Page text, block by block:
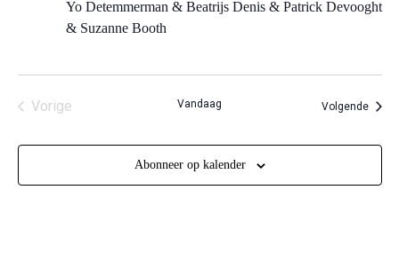
Yo Detemmerman & Beatrijs Denis & Patrick Devooght
& Suzanne Booth
Vorige
Vandaag Volgende
Abonneer op kalender